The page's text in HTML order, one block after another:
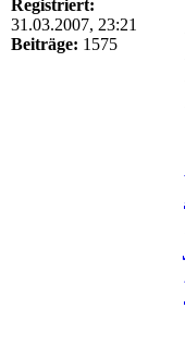
Registriert:
31.03.2007, 23:21
Beiträge: 1575